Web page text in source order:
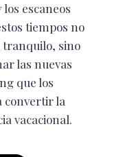
escaneos
tiempos no
tranquilo, sino
las nuevas
que los
convertir la
vacacional.